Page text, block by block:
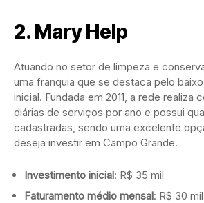
2. Mary Help
Atuando no setor de limpeza e
uma franquia que se destaca pelo
inicial. Fundada em 2011, a rede realiza
diárias de serviços por ano e possui
cadastradas, sendo uma excelente
deseja investir em Campo Grande.
Investimento inicial: R$ 35 mil
Faturamento médio mensal: R$ 30 mil